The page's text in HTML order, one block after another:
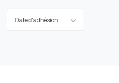
Date d'adhésion